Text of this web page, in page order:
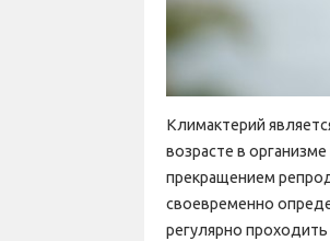
Климактерий
возрасте в
прекращением
своевременно
регулярно